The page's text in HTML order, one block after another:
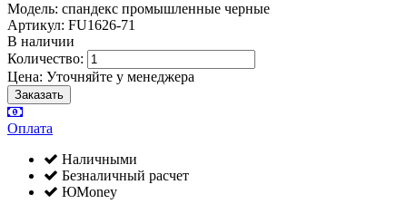
Модель: спандекс промышленные черные
Артикул: FU1626-71
В наличии
Количество:
Цена: Уточняйте у менеджера
Оплата
Наличными
Безналичный расчет
ЮMoney